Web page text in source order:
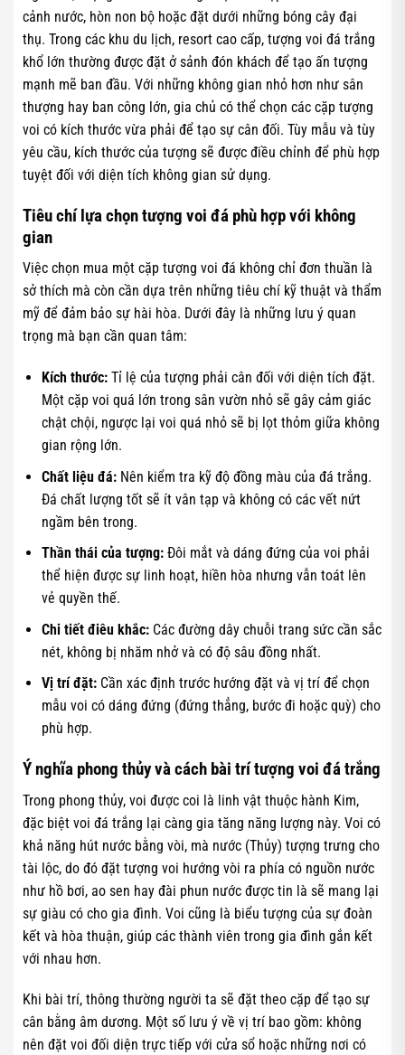
cảnh nước, hòn non bộ hoặc đặt dưới những bóng cây đại
thụ. Trong các khu du lịch, resort cao cấp, tượng voi đá trắng
khổ lớn thường được đặt ở sảnh đón khách để tạo ấn tượng
mạnh mẽ ban đầu. Với những không gian nhỏ hơn như sân
thượng hay ban công lớn, gia chủ có thể chọn các cặp tượng
voi có kích thước vừa phải để tạo sự cân đối. Tùy mẫu và tùy
yêu cầu, kích thước của tượng sẽ được điều chỉnh để phù hợp
tuyệt đối với diện tích không gian sử dụng.
Tiêu chí lựa chọn tượng voi đá phù hợp với không
gian
Việc chọn mua một cặp tượng voi đá không chỉ đơn thuần là
sở thích mà còn cần dựa trên những tiêu chí kỹ thuật và thẩm
mỹ để đảm bảo sự hài hòa. Dưới đây là những lưu ý quan
trọng mà bạn cần quan tâm:
Kích thước:Tỉ lệ của tượng phải cân đối với diện tích đặt.
Một cặp voi quá lớn trong sân vườn nhỏ sẽ gây cảm giác
chật chội, ngược lại voi quá nhỏ sẽ bị lọt thỏm giữa không
gian rộng lớn.
Chất liệu đá:Nên kiểm tra kỹ độ đồng màu của đá trắng.
Đá chất lượng tốt sẽ ít vân tạp và không có các vết nứt
ngầm bên trong.
Thần thái của tượng:Đôi mắt và dáng đứng của voi phải
thể hiện được sự linh hoạt, hiền hòa nhưng vẫn toát lên
vẻ quyền thế.
Chi tiết điêu khắc:Các đường dây chuỗi trang sức cần sắc
nét, không bị nhăm nhở và có độ sâu đồng nhất.
Vị trí đặt:Cần xác định trước hướng đặt và vị trí để chọn
mẫu voi có dáng đứng (đứng thẳng, bước đi hoặc quỳ) cho
phù hợp.
Ý nghĩa phong thủy và cách bài trí tượng voi đá trắng
Trong phong thủy, voi được coi là linh vật thuộc hành Kim,
đặc biệt voi đá trắng lại càng gia tăng năng lượng này. Voi có
khả năng hút nước bằng vòi, mà nước (Thủy) tượng trưng cho
tài lộc, do đó đặt tượng voi hướng vòi ra phía có nguồn nước
như hồ bơi, ao sen hay đài phun nước được tin là sẽ mang lại
sự giàu có cho gia đình. Voi cũng là biểu tượng của sự đoàn
kết và hòa thuận, giúp các thành viên trong gia đình gắn kết
với nhau hơn.
Khi bài trí, thông thường người ta sẽ đặt theo cặp để tạo sự
cân bằng âm dương. Một số lưu ý về vị trí bao gồm: không
nên đặt voi đối diện trực tiếp với cửa sổ hoặc những nơi có